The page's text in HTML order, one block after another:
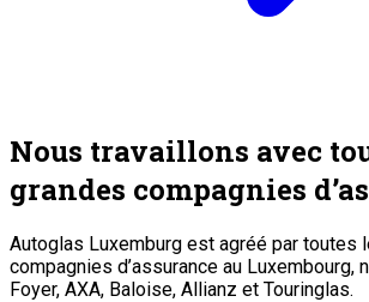
Nous travaillons avec
grandes compagnies
Autoglas Luxemburg est agréé par toutes
compagnies d’assurance au Luxembourg,
Foyer, AXA, Baloise, Allianz et Touringlas.